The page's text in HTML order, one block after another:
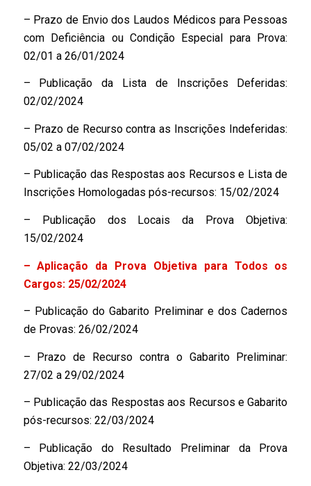
– Prazo de Envio dos Laudos Médicos para Pessoas
com Deficiência ou Condição Especial para Prova:
02/01 a 26/01/2024
– Publicação da Lista de Inscrições Deferidas:
02/02/2024
– Prazo de Recurso contra as Inscrições Indeferidas:
05/02 a 07/02/2024
– Publicação das Respostas aos Recursos e Lista de
Inscrições Homologadas pós-recursos: 15/02/2024
– Publicação dos Locais da Prova Objetiva:
15/02/2024
– Aplicação da Prova Objetiva para Todos os
Cargos: 25/02/2024
– Publicação do Gabarito Preliminar e dos Cadernos
de Provas: 26/02/2024
– Prazo de Recurso contra o Gabarito Preliminar:
27/02 a 29/02/2024
– Publicação das Respostas aos Recursos e Gabarito
pós-recursos: 22/03/2024
– Publicação do Resultado Preliminar da Prova
Objetiva: 22/03/2024